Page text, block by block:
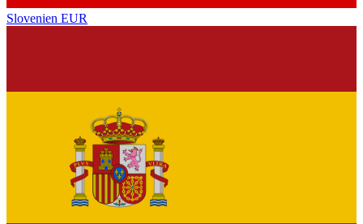
Slovenien EUR